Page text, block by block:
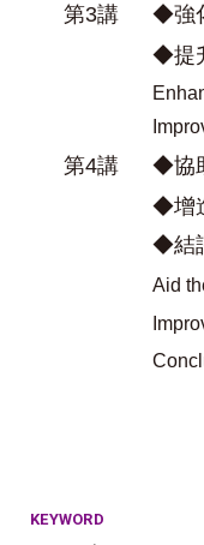
第3講
◆強
◆提
第4講
◆協
◆增
◆結
Aid
C
KEYWORD